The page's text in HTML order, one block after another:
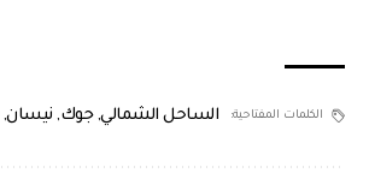
الكلمات المفتاحية: الساحل الشمالي,جوك, نيسان,